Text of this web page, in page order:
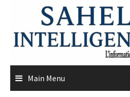
content
Main Menu